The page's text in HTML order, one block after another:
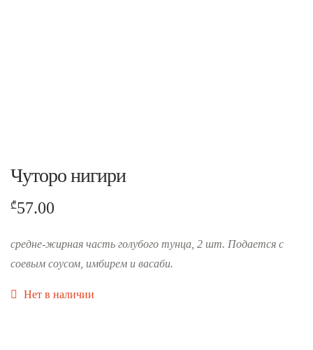
Чуторо нигири
₾57.00
средне-жирная часть голубого тунца, 2 шт. Подается с
соевым соусом, имбирем и васаби.
Нет в наличии